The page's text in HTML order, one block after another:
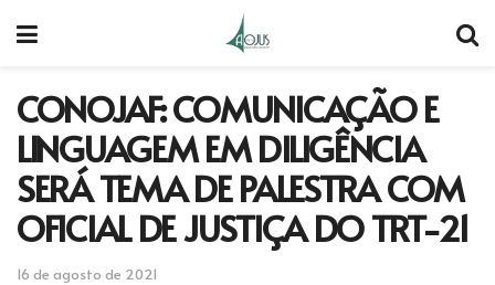
CONOJAF: COMUNICAÇÃO E
LINGUAGEM EM DILIGÊNCIA
SERÁ TEMA DE PALESTRA COM
OFICIAL DE JUSTIÇA DO TRT-21
16 de agosto de 2021